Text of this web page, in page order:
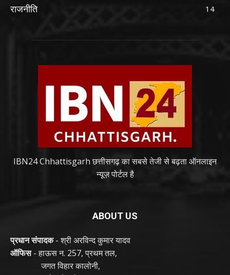
राजनीति 14
IBN24 Chhattisgarh छत्तीसगढ़ का सबसे तेजी से बढ़ता ऑनलाइन
न्यूज़ पोर्टल है
ABOUT US
प्रधान संपादक- श्री अरविन्द कुमार यादव
ऑफिस- हाऊस न. 257, प्रथम तल,
जगत विहार कालोनी,